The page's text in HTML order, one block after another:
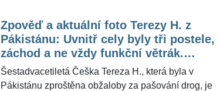
Michal Kotalík (27), se kterým se velmi sblížila. Jak
prozradil, vídají se a rozumí si. Pro ŽivotvČesku.cz
pak o Tereze H. promluvila terapeutka Theodora
Toulcová.
Zpověď a aktuální foto Terezy H. z
Pákistánu: Uvnitř cely byly tři postele,
záchod a ne vždy funkční větrák.
Nemlátili nás. Jen mě psychicky
šikanovali
Šestadvacetiletá Češka Tereza H., která byla v
Pákistánu zproštěna obžaloby za pašování drog, je